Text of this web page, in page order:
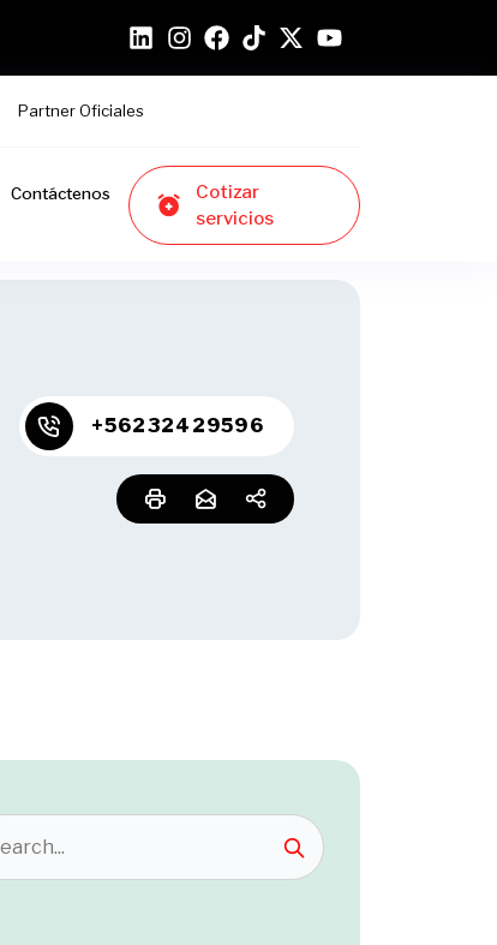
Partner Oficiales
Contáctenos
Cotizar
servicios
+56232429596